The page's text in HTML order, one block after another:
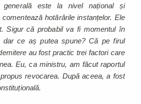
generală este la nivel național și
hotărârile instanțelor. Ele
Sigur că probabil va fi momentul în
dar ce aș putea spune? Că pe firul
au fost practic trei factori care
Eu, ca ministru, am făcut raportul
revocarea. După aceea, a fost